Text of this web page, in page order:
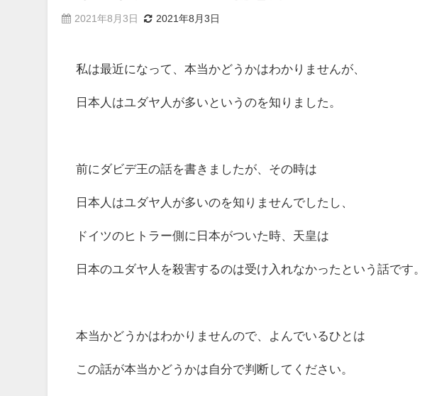
2021年8月3日 2021年8月3日
私は最近になって、本当かどうかはわかりませんが、
日本人はユダヤ人が多いというのを知りました。
前にダビデ王の話を書きましたが、その時は
日本人はユダヤ人が多いのを知りませんでしたし、
ドイツのヒトラー側に日本がついた時、天皇は
日本のユダヤ人を殺害するのは受け入れなかったという話です。
本当かどうかはわかりませんので、よんでいるひとは
この話が本当かどうかは自分で判断してください。